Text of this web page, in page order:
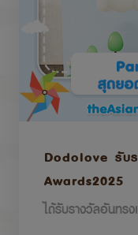
Dodolove รับ
Awards2025
ได้รับรางวัลอันทร